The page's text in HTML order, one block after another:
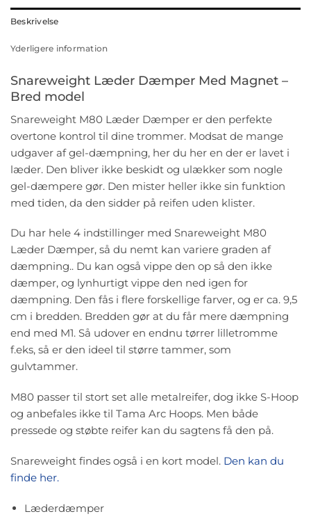
Beskrivelse
Yderligere information
Snareweight Læder Dæmper Med Magnet –
Bred model
Snareweight M80 Læder Dæmper er den perfekte
overtone kontrol til dine trommer. Modsat de mange
udgaver af gel-dæmpning, her du her en der er lavet i
læder. Den bliver ikke beskidt og ulækker som nogle
gel-dæmpere gør. Den mister heller ikke sin funktion
med tiden, da den sidder på reifen uden klister.
Du har hele 4 indstillinger med Snareweight M80
Læder Dæmper, så du nemt kan variere graden af
dæmpning.. Du kan også vippe den op så den ikke
dæmper, og lynhurtigt vippe den ned igen for
dæmpning. Den fås i flere forskellige farver, og er ca. 9,5
cm i bredden. Bredden gør at du får mere dæmpning
end med M1. Så udover en endnu tørrer lilletromme
f.eks, så er den ideel til større tammer, som
gulvtammer.
M80 passer til stort set alle metalreifer, dog ikke S-Hoop
og anbefales ikke til Tama Arc Hoops. Men både
pressede og støbte reifer kan du sagtens få den på.
Snareweight findes også i en kort model. Den kan du
finde her.
Læderdæmper